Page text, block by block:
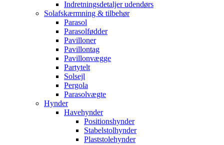
Indretningsdetaljer udendørs
Solafskærmning & tilbehør
Parasol
Parasolfødder
Pavilloner
Pavillontag
Pavillonvægge
Partytelt
Solsejl
Pergola
Parasolvægte
Hynder
Havehynder
Positionshynder
Stabelstolhynder
Plaststolehynder